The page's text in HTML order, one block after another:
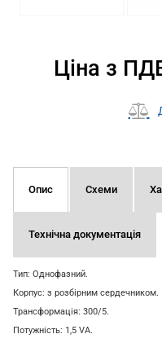
Ціна з
Опис Схеми
Технічна документація
Тип: Однофазний.
Корпус: з розбірним сердечником.
Трансформація: 300/5.
Потужність: 1,5 VA.